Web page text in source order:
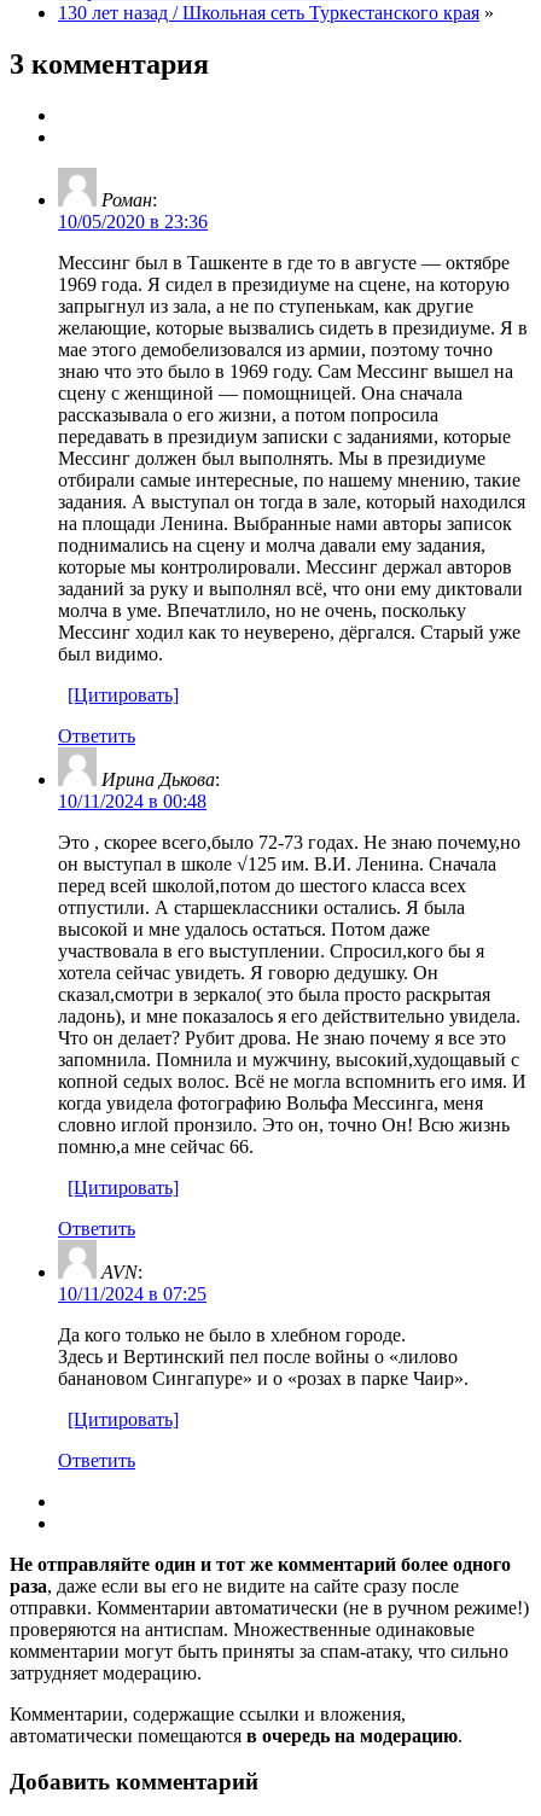
130 лет назад / Школьная сеть Туркестанского края »
3 комментария
Роман:
10/05/2020 в 23:36
Мессинг был в Ташкенте в где то в августе — октябре
1969 года. Я сидел в президиуме на сцене, на которую
запрыгнул из зала, а не по ступенькам, как другие
желающие, которые вызвались сидеть в президиуме. Я в
мае этого демобелизовался из армии, поэтому точно
знаю что это было в 1969 году. Сам Мессинг вышел на
сцену с женщиной — помощницей. Она сначала
рассказывала о его жизни, а потом попросила
передавать в президиум записки с заданиями, которые
Мессинг должен был выполнять. Мы в президиуме
отбирали самые интересные, по нашему мнению, такие
задания. А выступал он тогда в зале, который находился
на площади Ленина. Выбранные нами авторы записок
поднимались на сцену и молча давали ему задания,
которые мы контролировали. Мессинг держал авторов
заданий за руку и выполнял всё, что они ему диктовали
молча в уме. Впечатлило, но не очень, поскольку
Мессинг ходил как то неуверено, дёргался. Старый уже
был видимо.
[Цитировать]
Ответить
Ирина Дькова:
10/11/2024 в 00:48
Это , скорее всего,было 72-73 годах. Не знаю почему,но
он выступал в школе √125 им. В.И. Ленина. Сначала
перед всей школой,потом до шестого класса всех
отпустили. А старшеклассники остались. Я была
высокой и мне удалось остаться. Потом даже
участвовала в его выступлении. Спросил,кого бы я
хотела сейчас увидеть. Я говорю дедушку. Он
сказал,смотри в зеркало( это была просто раскрытая
ладонь), и мне показалось я его действительно увидела.
Что он делает? Рубит дрова. Не знаю почему я все это
запомнила. Помнила и мужчину, высокий,худощавый с
копной седых волос. Всё не могла вспомнить его имя. И
когда увидела фотографию Вольфа Мессинга, меня
словно иглой пронзило. Это он, точно Он! Всю жизнь
помню,а мне сейчас 66.
[Цитировать]
Ответить
AVN:
10/11/2024 в 07:25
Да кого только не было в хлебном городе.
Здесь и Вертинский пел после войны о «лилово
банановом Сингапуре» и о «розах в парке Чаир».
[Цитировать]
Ответить
Не отправляйте один и тот же комментарий более одного
раза, даже если вы его не видите на сайте сразу после
отправки. Комментарии автоматически (не в ручном режиме!)
проверяются на антиспам. Множественные одинаковые
комментарии могут быть приняты за спам-атаку, что сильно
затрудняет модерацию.
Комментарии, содержащие ссылки и вложения,
автоматически помещаются в очередь на модерацию.
Добавить комментарий